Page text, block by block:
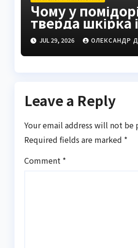
Чому у
тверда шкірка
виправити
JUL 29, 2026 ОЛЕКСАНДР
Leave a Reply
Your email address will not be
Required fields are marked *
Comment *